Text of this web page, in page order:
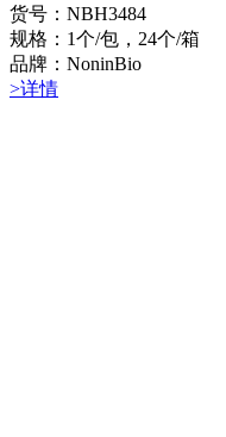
货号：NBH3484
规格：1个/包，24个/箱
品牌：NoninBio
>详情